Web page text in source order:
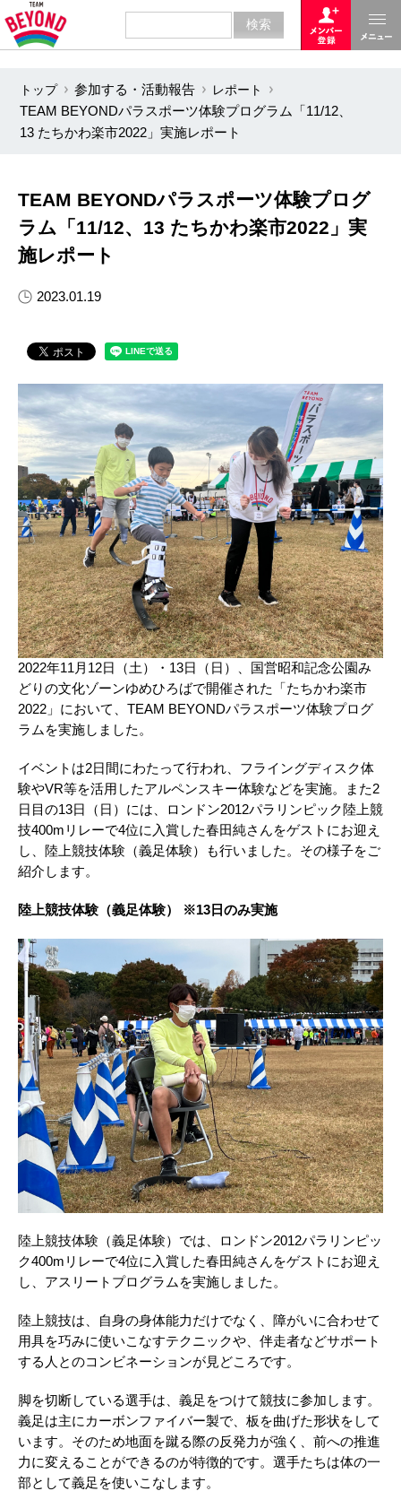
トップ 参加する・活動報告
レポート
TEAM BEYONDパラスポーツ体験プログラム「11/12、
13 たちかわ楽市2022」実施レポート
TEAM BEYONDパラスポーツ体験プログ
ラム「11/12、13 たちかわ楽市2022」実
施レポート
2023.01.19
2022年11月12日（土）・13日（日）、国営昭和記念公園み
どりの文化ゾーンゆめひろばで開催された「たちかわ楽市
2022」において、TEAM BEYONDパラスポーツ体験プログ
ラムを実施しました。
イベントは2日間にわたって行われ、フライングディスク体
験やVR等を活用したアルペンスキー体験などを実施。また2
日目の13日（日）には、ロンドン2012パラリンピック陸上競
技400mリレーで4位に入賞した春田純さんをゲストにお迎え
し、陸上競技体験（義足体験）も行いました。その様子をご
紹介します。
陸上競技体験（義足体験） ※13日のみ実施
陸上競技体験（義足体験）では、ロンドン2012パラリンピッ
ク400mリレーで4位に入賞した春田純さんをゲストにお迎え
し、アスリートプログラムを実施しました。
陸上競技は、自身の身体能力だけでなく、障がいに合わせて
用具を巧みに使いこなすテクニックや、伴走者などサポート
する人とのコンビネーションが見どころです。
脚を切断している選手は、義足をつけて競技に参加します。
義足は主にカーボンファイバー製で、板を曲げた形状をして
います。そのため地面を蹴る際の反発力が強く、前への推進
力に変えることができるのが特徴的です。選手たちは体の一
部として義足を使いこなします。